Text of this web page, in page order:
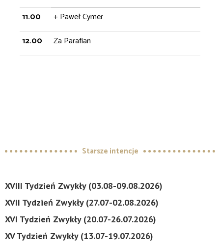
11.00
+ Paweł Cymer
12.00
Za Parafian
Starsze intencje
XVIII Tydzień Zwykły (03.08-09.08.2026)
XVII Tydzień Zwykły (27.07-02.08.2026)
XVI Tydzień Zwykły (20.07-26.07.2026)
XV Tydzień Zwykły (13.07-19.07.2026)